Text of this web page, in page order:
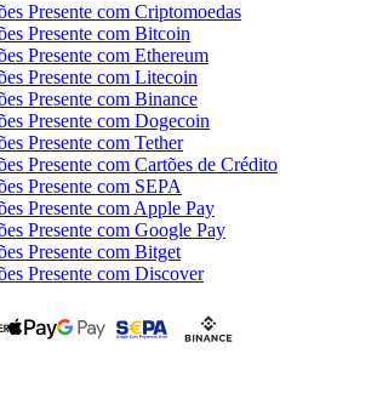
Presente com Criptomoedas
Presente com Bitcoin
Presente com Ethereum
Presente com Litecoin
Presente com Binance
Presente com Dogecoin
Presente com Tether
Presente com Cartões de Crédito
Presente com SEPA
Presente com Apple Pay
Presente com Google Pay
Presente com Bitget
Presente com Discover